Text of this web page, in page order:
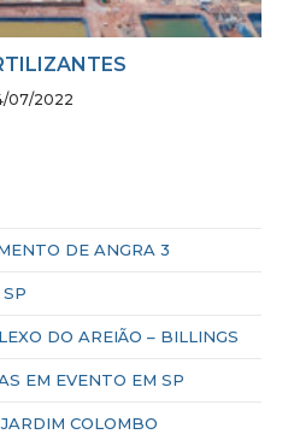
07/2022
DE ANGRA 3
DO AREIÃO – BILLINGS
EM EVENTO EM SP
COLOMBO